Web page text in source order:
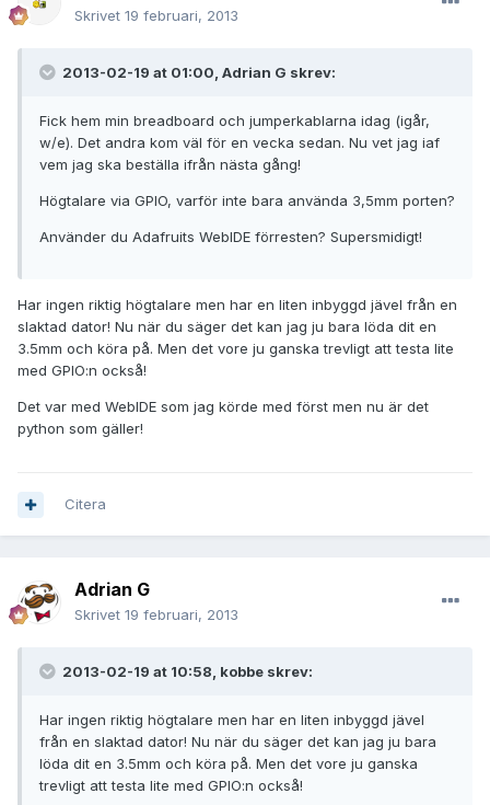
Skrivet 19 februari, 2013
2013-02-19 at 01:00, Adrian G skrev:
Fick hem min breadboard och jumperkablarna idag (igår,
w/e). Det andra kom väl för en vecka sedan. Nu vet jag iaf
vem jag ska beställa ifrån nästa gång!
Högtalare via GPIO, varför inte bara använda 3,5mm porten?
Använder du Adafruits WebIDE förresten? Supersmidigt!
Har ingen riktig högtalare men har en liten inbyggd jävel från en
slaktad dator! Nu när du säger det kan jag ju bara löda dit en
3.5mm och köra på. Men det vore ju ganska trevligt att testa lite
med GPIO:n också!
Det var med WebIDE som jag körde med först men nu är det
python som gäller!
Citera
Adrian G
Skrivet 19 februari, 2013
2013-02-19 at 10:58, kobbe skrev:
Har ingen riktig högtalare men har en liten inbyggd jävel
från en slaktad dator! Nu när du säger det kan jag ju bara
löda dit en 3.5mm och köra på. Men det vore ju ganska
trevligt att testa lite med GPIO:n också!